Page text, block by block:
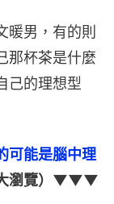
暖男，有的則
那杯茶是什麼
己的理想型
可能是腦中理
瀏覽）▼▼▼